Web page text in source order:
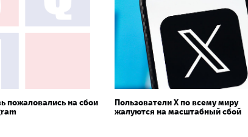
пожаловались на сбои
Пользователи X по всему миру
жалуются на масштабный сбой